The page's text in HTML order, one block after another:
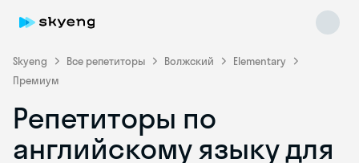
Skyeng Все репетиторы Волжский
Elementary
Премиум
Репетиторы по
английскому языку для